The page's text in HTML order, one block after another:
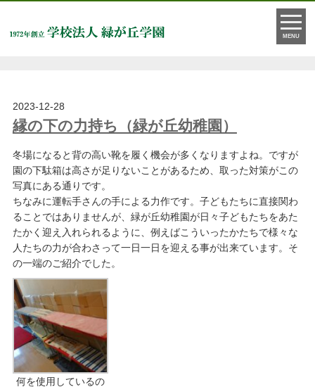
MENU
月:2023年12月
2023-12-28
縁の下の力持ち（緑が丘幼稚園）
冬場になると背の高い靴を履く機会が多くなりますよね。ですが
園の下駄箱は高さが足りないことがあるため、取った対策がこの
写真にある通りです。
ちなみに運転手さんの手による力作です。子どもたちに直接関わ
ることではありませんが、緑が丘幼稚園が日々子どもたちをあた
たかく迎え入れられるように、例えばこういったかたちで様々な
人たちの力が合わさって一日一日を迎える事が出来ています。そ
の一端のご紹介でした。
何を使用しているの